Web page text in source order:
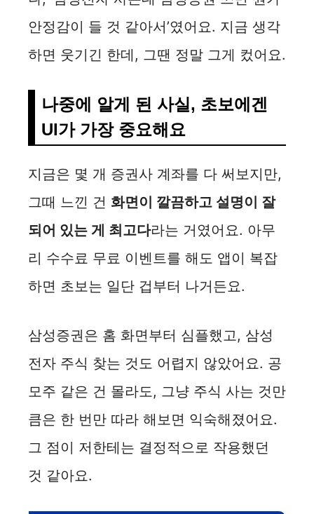
안정감이 들 것 같아서’였어요. 지금 생각
하면 웃기긴 한데, 그땐 정말 그게 컸어요.
나중에 알게 된 사실, 초보에겐
UI가 가장 중요해요
지금은 몇 개 증권사 계좌를 다 써보지만,
그때 느낀 건 화면이 깔끔하고 설명이 잘
되어 있는 게 최고다라는 거였어요. 아무
리 수수료 무료 이벤트를 해도 앱이 복잡
하면 초보는 일단 겁부터 나거든요.
삼성증권은 홈 화면부터 심플했고, 삼성
전자 주식 찾는 것도 어렵지 않았어요. 공
모주 같은 건 몰라도, 그냥 주식 사는 것만
큼은 한 번만 따라 해보면 익숙해졌어요.
그 점이 저한테는 결정적으로 작용했던
것 같아요.